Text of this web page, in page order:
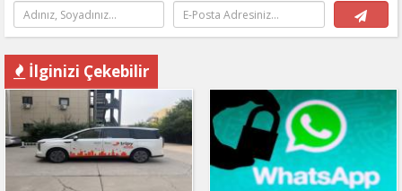
İlginizi Çekebilir